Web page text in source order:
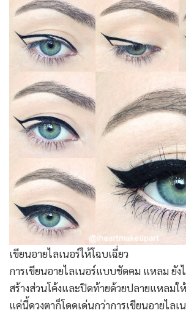
เขียนอายไลเนอร์ให้โฉบเฉี่ยว
การเขียนอายไลเนอร์แบบชัดคม แหลม ยัง
สร้างส่วนโค้งและปิดท้ายด้วยปลายแหลมใ
แค่นี้ดวงตาก็โดดเด่นกว่าการเขียนอายไล